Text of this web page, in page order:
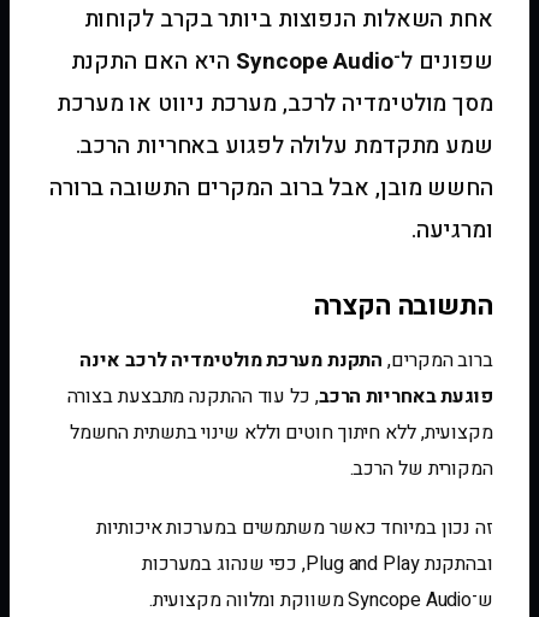
אחת השאלות הנפוצות ביותר בקרב לקוחות
שפונים ל־Syncope Audio היא האם התקנת
מסך מולטימדיה לרכב, מערכת ניווט או מערכת
שמע מתקדמת עלולה לפגוע באחריות הרכב.
החשש מובן, אבל ברוב המקרים התשובה ברורה
ומרגיעה.
התשובה הקצרה
ברוב המקרים, התקנת מערכת מולטימדיה לרכב אינה
פוגעת באחריות הרכב, כל עוד ההתקנה מתבצעת בצורה
מקצועית, ללא חיתוך חוטים וללא שינוי בתשתית החשמל
המקורית של הרכב.
זה נכון במיוחד כאשר משתמשים במערכות איכותיות
ובהתקנת Plug and Play, כפי שנהוג במערכות
ש־Syncope Audio משווקת ומלווה מקצועית.